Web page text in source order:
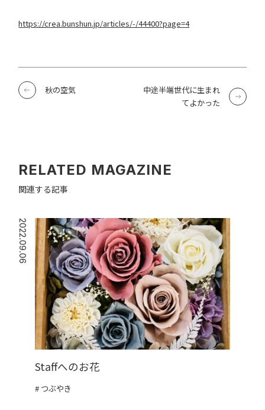
https://crea.bunshun.jp/articles/-/44400?page=4
秋の空気
中途半端世代に生まれ
てよかった
RELATED MAGAZINE
関連する記事
2022.09.06
Staffへのお花
つぶやき